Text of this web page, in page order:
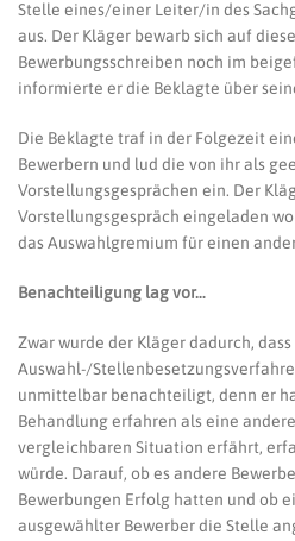
Stelle eines/einer Leiter/in des
aus. Der Kläger bewarb sich auf
Bewerbungsschreiben noch im
informierte er die Beklagte über
Die Beklagte traf in der Folgezeit
Bewerbern und lud die von ihr als
Vorstellungsgesprächen ein. Der
Vorstellungsgespräch eingeladen
das Auswahlgremium für einen
Benachteiligung lag vor…
Zwar wurde der Kläger dadurch,
Auswahl-/
unmittelbar benachteiligt, denn er
Behandlung erfahren als eine
vergleichbaren Situation erfährt,
würde. Darauf, ob es andere
Bewerbungen Erfolg hatten und ob
ausgewählter Bewerber die Stelle